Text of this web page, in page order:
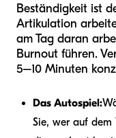
Beständigkeit ist
Artikulation
am Tag daran
Burnout führen.
5–10 Minuten
Das Autospiel:
Sie, wer auf